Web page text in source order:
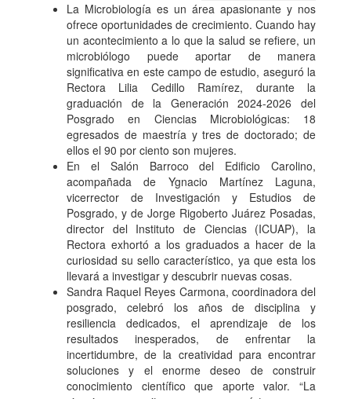
La Microbiología es un área apasionante y nos
ofrece oportunidades de crecimiento. Cuando hay
un acontecimiento a lo que la salud se refiere, un
microbiólogo puede aportar de manera
significativa en este campo de estudio, aseguró la
Rectora Lilia Cedillo Ramírez, durante la
graduación de la Generación 2024-2026 del
Posgrado en Ciencias Microbiológicas: 18
egresados de maestría y tres de doctorado; de
ellos el 90 por ciento son mujeres.
En el Salón Barroco del Edificio Carolino,
acompañada de Ygnacio Martínez Laguna,
vicerrector de Investigación y Estudios de
Posgrado, y de Jorge Rigoberto Juárez Posadas,
director del Instituto de Ciencias (ICUAP), la
Rectora exhortó a los graduados a hacer de la
curiosidad su sello característico, ya que esta los
llevará a investigar y descubrir nuevas cosas.
Sandra Raquel Reyes Carmona, coordinadora del
posgrado, celebró los años de disciplina y
resiliencia dedicados, el aprendizaje de los
resultados inesperados, de enfrentar la
incertidumbre, de la creatividad para encontrar
soluciones y el enorme deseo de construir
conocimiento científico que aporte valor. “La